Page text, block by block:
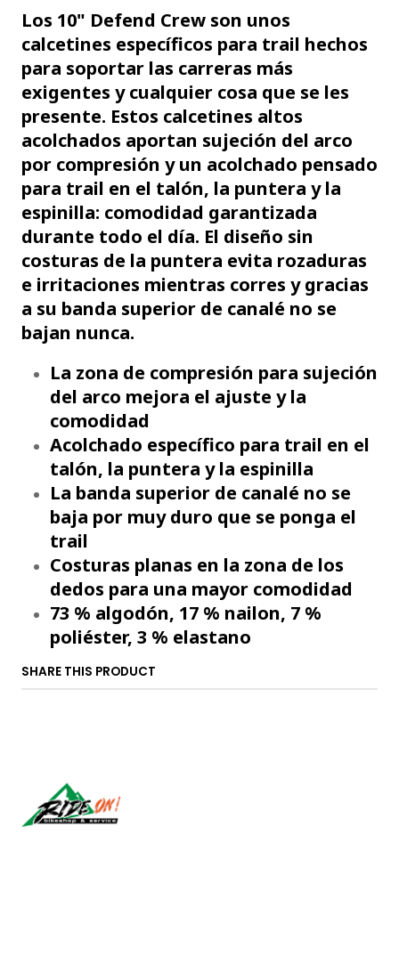
Los 10" Defend Crew son unos
calcetines específicos para trail hechos
para soportar las carreras más
exigentes y cualquier cosa que se les
presente. Estos calcetines altos
acolchados aportan sujeción del arco
por compresión y un acolchado pensado
para trail en el talón, la puntera y la
espinilla: comodidad garantizada
durante todo el día. El diseño sin
costuras de la puntera evita rozaduras
e irritaciones mientras corres y gracias
a su banda superior de canalé no se
bajan nunca.
La zona de compresión para sujeción
del arco mejora el ajuste y la
comodidad
Acolchado específico para trail en el
talón, la puntera y la espinilla
La banda superior de canalé no se
baja por muy duro que se ponga el
trail
Costuras planas en la zona de los
dedos para una mayor comodidad
73 % algodón, 17 % nailon, 7 %
poliéster, 3 % elastano
SHARE THIS PRODUCT